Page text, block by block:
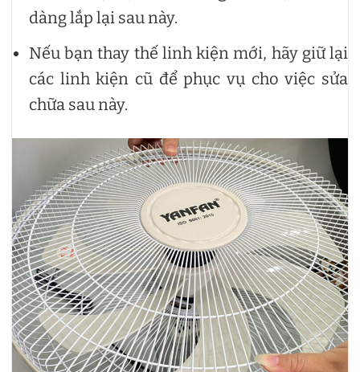
dàng lắp lại sau này.
Nếu bạn thay thế linh kiện mới, hãy giữ lại
các linh kiện cũ để phục vụ cho việc sửa
chữa sau này.